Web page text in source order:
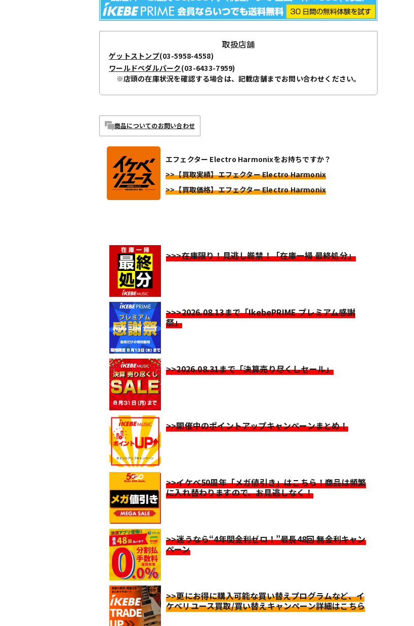
取扱店舗
ゲットストンプ(03-5958-4558)
ワールドペダルパーク(03-6433-7959)
※店頭の在庫状況を確認する場合は、記載店舗までお問い合わせください。
商品についてのお問い合わせ
エフェクター Electro Harmonixをお持ちですか？
>>【買取実績】エフェクター Electro Harmonix
>>【買取価格】エフェクター Electro Harmonix
>>>在庫限り！見逃し厳禁！「在庫一掃 最終処分」
>>>2026.08.13まで「IkebePRIME プレミアム感謝
祭」
>>2026.08.31まで「決算売り尽くしセール」
>>開催中のポイントアップキャンペーンまとめ！
>>イケベ50周年「メガ値引き」はこちら！商品は頻繁
に入れ替わりますので、お見逃しなく！
>>迷うなら“4年間金利ゼロ！”最長48回 無金利キャン
ペーン
>>更にお得に購入可能な買い替えプログラムなど、イ
ケベリユース買取/買い替えキャンペーン詳細はこちら